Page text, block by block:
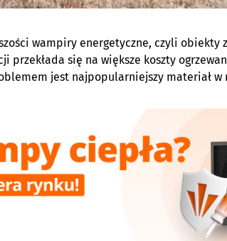
wampiry energetyczne, czyli obiekty
przekłada się na większe koszty
jest najpopularniejszy materiał w